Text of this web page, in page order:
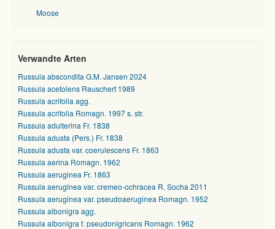
Moose
Verwandte Arten
Russula abscondita G.M. Jansen 2024
Russula acetolens Rauschert 1989
Russula acrifolia agg.
Russula acrifolia Romagn. 1997 s. str.
Russula adulterina Fr. 1838
Russula adusta (Pers.) Fr. 1838
Russula adusta var. coerulescens Fr. 1863
Russula aerina Romagn. 1962
Russula aeruginea Fr. 1863
Russula aeruginea var. cremeo-ochracea R. Socha 2011
Russula aeruginea var. pseudoaeruginea Romagn. 1952
Russula albonigra agg.
Russula albonigra f. pseudonigricans Romagn. 1962